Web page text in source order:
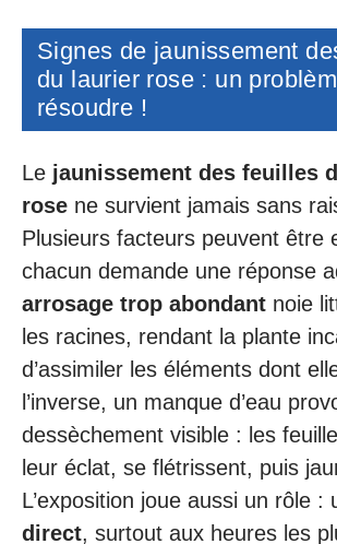
Signes de jaunissement
du laurier rose : un
résoudre !
Le jaunissement des feuilles
rose ne survient jamais sans
Plusieurs facteurs peuvent être
chacun demande une réponse
arrosage trop abondant noie
les racines, rendant la plante
d’assimiler les éléments dont
l’inverse, un manque d’eau
dessèchement visible : les
leur éclat, se flétrissent, puis
L’exposition joue aussi un rôle :
direct, surtout aux heures les